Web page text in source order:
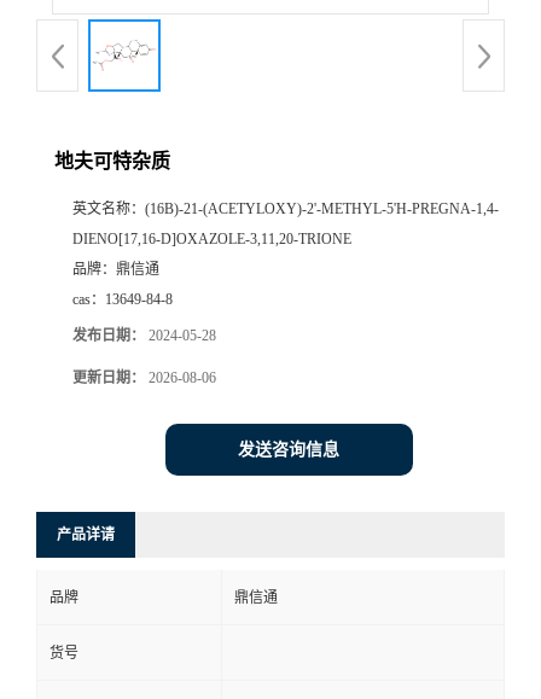
地夫可特杂质
英文名称： (16Β)-21-(ACETYLOXY)-2'-METHYL-5'H-PREGNA-1,4-
DIENO[17,16-D]OXAZOLE-3,11,20-TRIONE
品牌： 鼎信通
cas： 13649-84-8
发布日期： 2024-05-28
更新日期： 2026-08-06
发送咨询信息
产品详请
品牌 鼎信通
货号